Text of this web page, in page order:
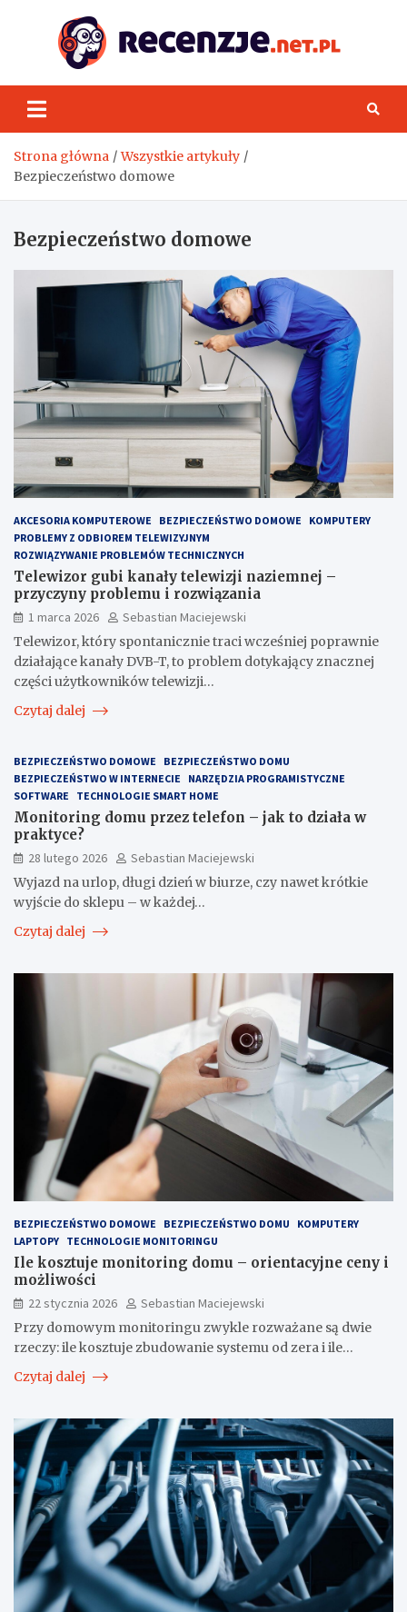
Strona główna
Wszystkie artykuły
Bezpieczeństwo domowe
Bezpieczeństwo domowe
AKCESORIA KOMPUTEROWE BEZPIECZEŃSTWO DOMOWE
KOMPUTERY
PROBLEMY Z ODBIOREM TELEWIZYJNYM
ROZWIĄZYWANIE PROBLEMÓW TECHNICZNYCH
Telewizor gubi kanały telewizji naziemnej –
przyczyny problemu i rozwiązania
1 marca 2026
Sebastian Maciejewski
Telewizor, który spontanicznie traci wcześniej poprawnie
działające kanały DVB-T, to problem dotykający znacznej
części użytkowników telewizji…
Czytaj dalej
BEZPIECZEŃSTWO DOMOWE
BEZPIECZEŃSTWO DOMU
BEZPIECZEŃSTWO W INTERNECIE
NARZĘDZIA PROGRAMISTYCZNE
SOFTWARE
TECHNOLOGIE SMART HOME
Monitoring domu przez telefon – jak to działa w
praktyce?
28 lutego 2026
Sebastian Maciejewski
Wyjazd na urlop, długi dzień w biurze, czy nawet krótkie
wyjście do sklepu – w każdej…
Czytaj dalej
BEZPIECZEŃSTWO DOMOWE BEZPIECZEŃSTWO DOMU
KOMPUTERY
LAPTOPY TECHNOLOGIE MONITORINGU
Ile kosztuje monitoring domu – orientacyjne ceny i
możliwości
22 stycznia 2026
Sebastian Maciejewski
Przy domowym monitoringu zwykle rozważane są dwie
rzeczy: ile kosztuje zbudowanie systemu od zera i ile…
Czytaj dalej